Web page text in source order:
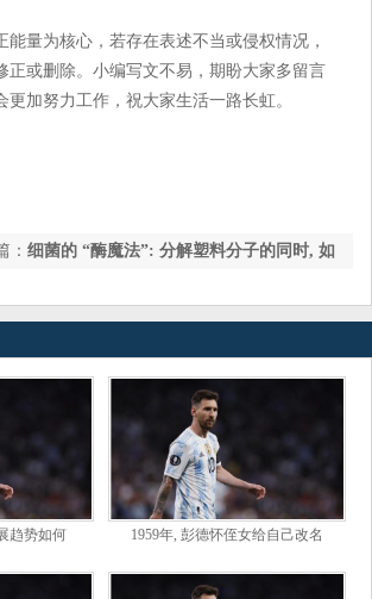
能量为核心，若存在表述不当或侵权情况，
正或删除。小编写文不易，期盼大家多留言
更加努力工作，祝大家生活一路长虹。
： 细菌的 “酶魔法”: 分解塑料分子的同时, 如
趋势如何 1959年, 彭德怀侄女给自己改名